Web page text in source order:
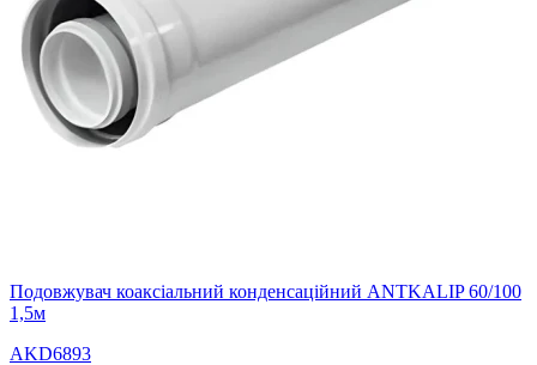
Подовжувач коаксіальний конденсаційний ANTKALIP 60/100
1,5м
AKD6893